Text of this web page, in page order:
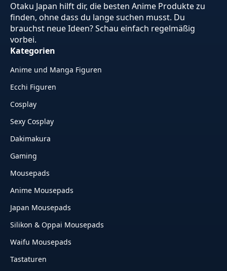
Otaku Japan hilft dir, die besten Anime Produkte zu
finden, ohne dass du lange suchen musst. Du
brauchst neue Ideen? Schau einfach regelmäßig
vorbei.
Kategorien
Anime und Manga Figuren
Ecchi Figuren
Cosplay
Sexy Cosplay
Dakimakura
Gaming
Mousepads
Anime Mousepads
Japan Mousepads
Silikon & Oppai Mousepads
Waifu Mousepads
Tastaturen